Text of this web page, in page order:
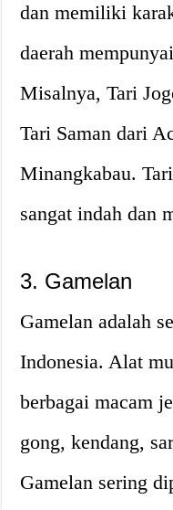
dan memiliki
daerah
Misalnya, Tari
Tari Saman dari
Minangkabau.
sangat indah dan
3. Gamelan
Gamelan adalah
Indonesia. Alat
berbagai macam
gong, kendang,
Gamelan sering